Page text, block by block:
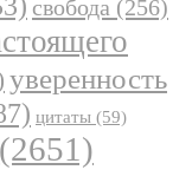
свобода (256)
уверенность
цитаты (59)
(2651)